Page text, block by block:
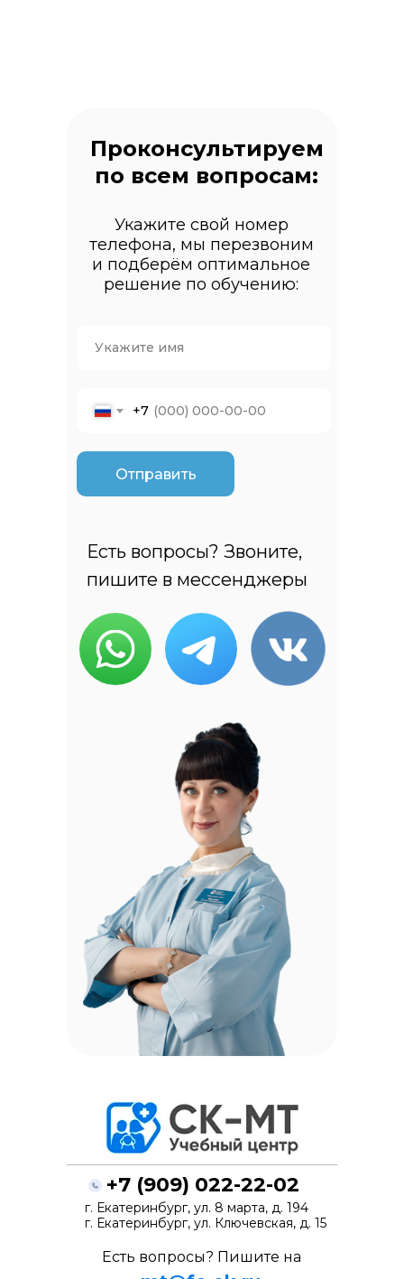
Есть вопросы? Звоните,
пишите в мессенджеры
Проконсультируем
по всем вопросам:
Укажите свой номер
телефона, мы перезвоним
и подберём оптимальное
решение по обучению:
+7
Отправить
Есть вопросы? Пишите на
г. Екатеринбург, ул. 8 марта, д. 194
г. Екатеринбург, ул. Ключевская, д. 15
+7 (909) 022-22-02